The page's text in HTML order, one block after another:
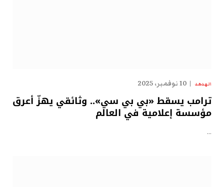
الهدهد 10 نوفمبر، 2025
ترامب يسقط «بي بي سي».. وثائقي يهزّ أعرق
مؤسسة إعلامية في العالم
…